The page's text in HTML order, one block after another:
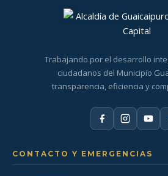
Trabajando por el desarrollo
ciudadanos del Municipio
transparencia, eficiencia y
CONTACTO Y EMERGENCIAS